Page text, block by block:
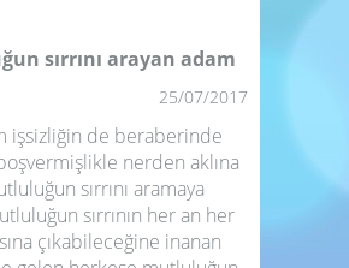
sırrını arayan adam
25/07/2017
işsizliğin de beraberinde
nerden aklına
sırrını aramaya
sırrının her an her
çıkabileceğine inanan